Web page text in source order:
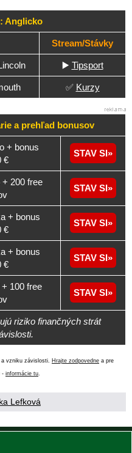
Anglicko
Stream/Stávky
▶️ Tipsport
✅ Kurzy
a prehľad bonusov
+ bonus
€
STAV SI
200 free
STAV SI
+ bonus
€
STAV SI
+ bonus
€
STAV SI
100 free
STAV SI
riziko finančných strát
vzniku závislosti. Hrajte zodpovedne a pre
- informácie tu.
Lefková